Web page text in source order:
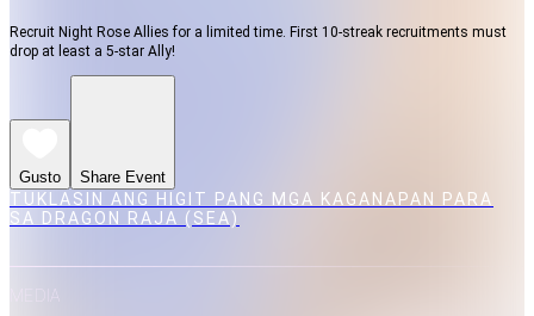
Recruit Night Rose Allies for a limited time. First 10-streak recruitments must
drop at least a 5-star Ally!
Gusto Share Event
TUKLASIN ANG HIGIT PANG MGA KAGANAPAN PARA
SA DRAGON RAJA (SEA)
MEDIA